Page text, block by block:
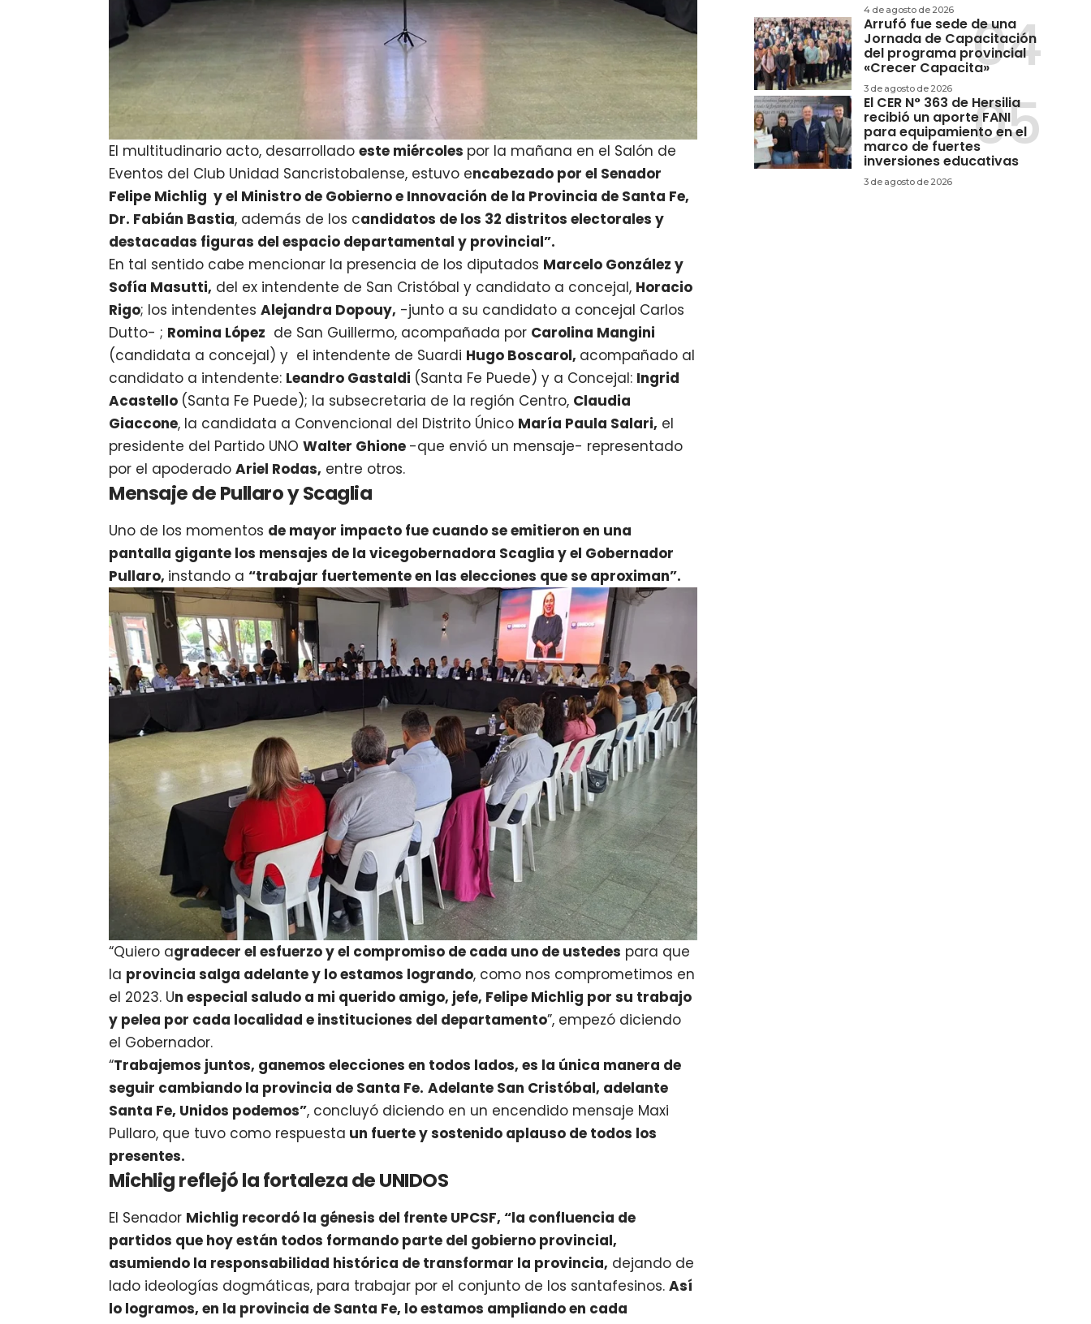
El multitudinario acto, desarrolladoeste miércoles por la mañana en el Salón de
Eventos del Club Unidad Sancristobalense, estuvo encabezado por el Senador
Felipe Michlig y el Ministro de Gobierno e Innovación de la Provincia de Santa Fe,
Dr. Fabián Bastia, además de los candidatos de los 32 distritos electorales y
destacadas figuras del espacio departamental y provincial”.
En tal sentido cabe mencionar la presencia de los diputados Marcelo González y
Sofía Masutti, del ex intendente de San Cristóbal y candidato a concejal, Horacio
Rigo; los intendentesAlejandra Dopouy, -junto a su candidato a concejal Carlos
Dutto- ; Romina López de San Guillermo, acompañada por Carolina Mangini
(candidata a concejal) y el intendente de Suardi Hugo Boscarol, acompañado al
candidato a intendente: Leandro Gastaldi (Santa Fe Puede) y a Concejal: Ingrid
Acastello (Santa Fe Puede); la subsecretaria de la región Centro, Claudia
Giaccone, la candidata a Convencional del Distrito Único María Paula Salari, el
presidente del Partido UNOWalter Ghione -que envió un mensaje- representado
por el apoderadoAriel Rodas, entre otros.
Mensaje de Pullaro y Scaglia
Uno de los momentos de mayor impacto fue cuando se emitieron en una
pantalla gigante los mensajes de la vicegobernadora Scaglia y el Gobernador
Pullaro, instando a“trabajar fuertemente en las elecciones que se aproximan”.
“Quiero agradecer el esfuerzo y el compromiso de cada uno de ustedes para que
la provincia salga adelante y lo estamos logrando, como nos comprometimos en
el 2023. Un especial saludo a mi querido amigo, jefe, Felipe Michlig por su trabajo
y pelea por cada localidad e instituciones del departamento”, empezó diciendo
el Gobernador.
“Trabajemos juntos, ganemos elecciones en todos lados, es la única manera de
seguir cambiando la provincia de Santa Fe. Adelante San Cristóbal, adelante
Santa Fe, Unidos podemos”, concluyó diciendo en un encendido mensaje Maxi
Pullaro, que tuvo como respuesta un fuerte y sostenido aplauso de todos los
presentes.
Michlig reflejó la fortaleza de UNIDOS
El Senador Michlig recordó la génesis del frente UPCSF, “la confluencia de
partidos que hoy están todos formando parte del gobierno provincial,
asumiendo la responsabilidad histórica de transformar la provincia, dejando de
lado ideologías dogmáticas, para trabajar por el conjunto de los santafesinos.Así
lo logramos, en la provincia de Santa Fe, lo estamos ampliando en cada
4 de agosto de 2026
Arrufó fue sede de una
Jornada de Capacitación
del programa provincial
«Crecer Capacita»
3 de agosto de 2026
El CER N° 363 de Hersilia
recibió un aporte FANI
para equipamiento en el
marco de fuertes
inversiones educativas
3 de agosto de 2026